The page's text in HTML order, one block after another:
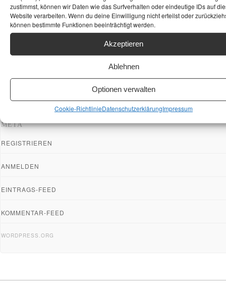
zustimmst, können wir Daten wie das Surfverhalten oder eindeutige IDs auf
Website verarbeiten. Wenn du deine Einwilligung nicht erteilst oder
können bestimmte Funktionen beeinträchtigt werden.
Akzeptieren
Ablehnen
Optionen verwalten
Cookie-RichtlinieDatenschutzerklärungImpressum
META
REGISTRIEREN
ANMELDEN
EINTRAGS-FEED
KOMMENTAR-FEED
WORDPRESS.ORG